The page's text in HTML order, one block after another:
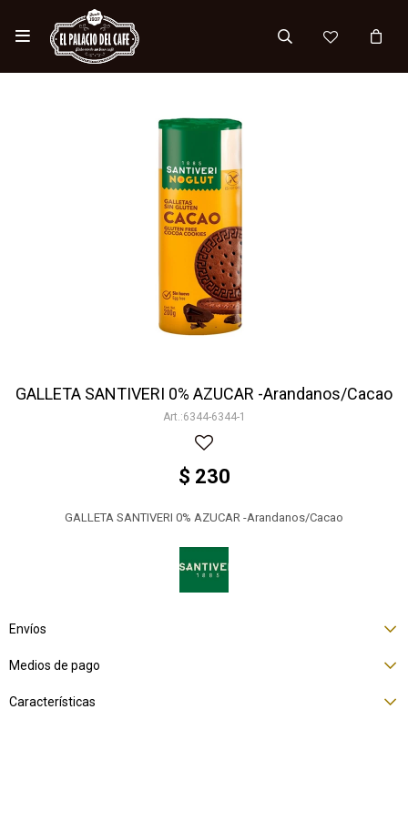

GALLETA SANTIVERI 0% AZUCAR -Arandanos/Cacao
6344-6344-1
$ 230
GALLETA SANTIVERI 0% AZUCAR -Arandanos/Cacao
Envíos
Medios de pago
Características